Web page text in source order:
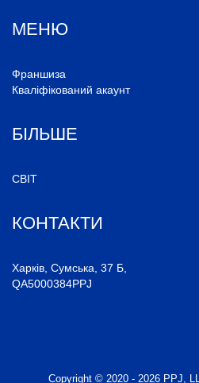
K
МЕНЮ
Франшиза
Кваліфікований акаунт
БІЛЬШЕ
СВІТ
КОНТАКТИ
Харків, Сумська, 37 Б,
QA5000384PPJ
Copyright © 2020 - 2026 PPJ,